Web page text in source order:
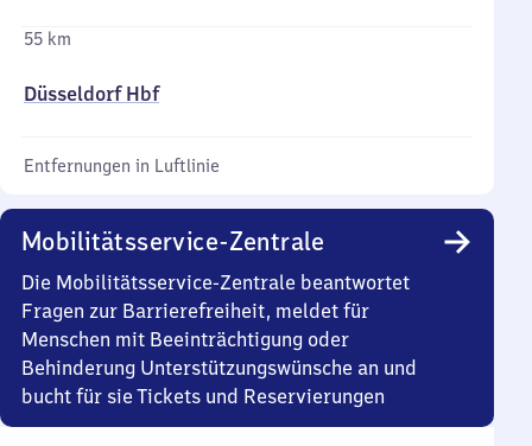
55 km
Düsseldorf Hbf
Entfernungen in Luftlinie
Mobilitätsservice-Zentrale
Die Mobilitätsservice-Zentrale beantwortet
Fragen zur Barrierefreiheit, meldet für
Menschen mit Beeinträchtigung oder
Behinderung Unterstützungswünsche an und
bucht für sie Tickets und Reservierungen